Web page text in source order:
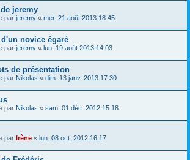
jeremy
par jeremy « mer. 21 août 2013 18:45
novice égaré
par jeremy « lun. 19 août 2013 14:03
de présentation
par Nikolas « dim. 13 janv. 2013 17:30
par Nikolas « sam. 01 déc. 2012 15:18
par Irène « lun. 08 oct. 2012 16:17